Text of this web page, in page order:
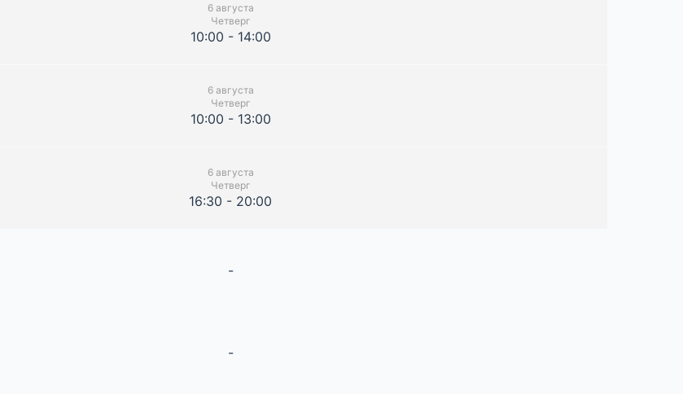
6 августа
Четверг
10:00 - 14:00
6 августа
Четверг
10:00 - 13:00
6 августа
Четверг
16:30 - 20:00
-
-